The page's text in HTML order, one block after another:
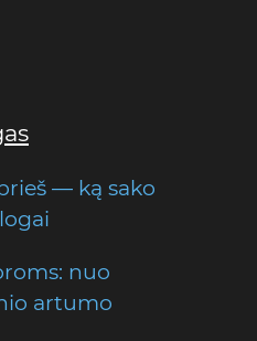
— ką sako
nuo
artumo